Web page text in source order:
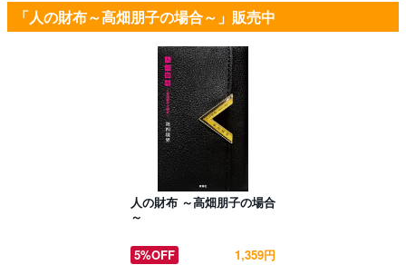
「人の財布～高畑朋子の場合～」販売中
人の財布 ～高畑朋子の場合
～
5%OFF
1,359円